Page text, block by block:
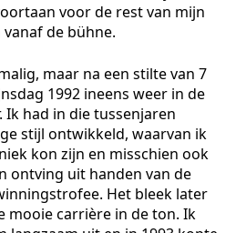
voor de rest van mijn
de bühne.
maar na een stilte van 7
1992 ineens weer in de
Ik had in die tussenjaren
stijl ontwikkeld, waarvan ik
kon zijn en misschien ook
ontving uit handen van de
Het bleek later
mooie carrière in de ton. Ik